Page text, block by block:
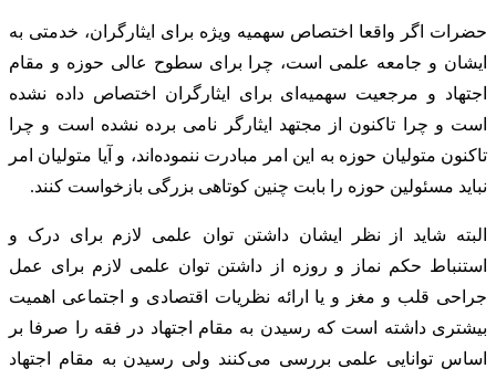
حضرات اگر واقعا اختصاص سهمیه ویژه برای ایثارگران، خدمتی به
ایشان و جامعه علمی است، چرا برای سطوح عالی حوزه و مقام
اجتهاد و مرجعیت سهمیه‌ای برای ایثارگران اختصاص داده نشده
است و چرا تاکنون از مجتهد ایثارگر نامی برده نشده است و چرا
تاکنون متولیان حوزه به این امر مبادرت ننموده‌اند، و آیا متولیان امر
نباید مسئولین حوزه را بابت چنین کوتاهی بزرگی بازخواست کنند.
البته شاید از نظر ایشان داشتن توان علمی لازم برای درک و
استنباط حکم نماز و روزه از داشتن توان علمی لازم برای عمل
جراحی قلب و مغز و یا ارائه نظریات اقتصادی و اجتماعی اهمیت
بیشتری داشته است که رسیدن به مقام اجتهاد در فقه را صرفا بر
اساس توانایی علمی بررسی می‌کنند ولی رسیدن به مقام اجتهاد